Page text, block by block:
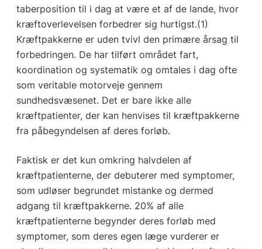
taberposition til i dag at være et af de lande, hvor
kræftoverlevelsen forbedrer sig hurtigst.(1)
Kræftpakkerne er uden tvivl den primære årsag til
forbedringen. De har tilført området fart,
koordination og systematik og omtales i dag ofte
som veritable motorveje gennem
sundhedsvæsenet. Det er bare ikke alle
kræftpatienter, der kan henvises til kræftpakkerne
fra påbegyndelsen af deres forløb.
Faktisk er det kun omkring halvdelen af
kræftpatienterne, der debuterer med symptomer,
som udløser begrundet mistanke og dermed
adgang til kræftpakkerne. 20% af alle
kræftpatienterne begynder deres forløb med
symptomer, som deres egen læge vurderer er